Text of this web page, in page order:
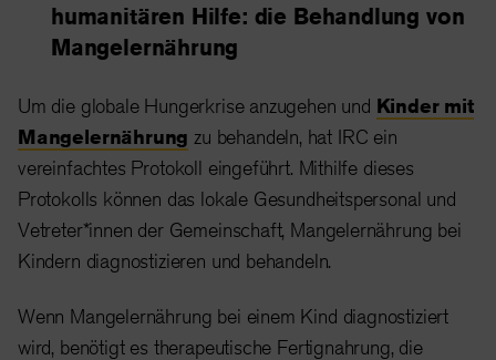
humanitären Hilfe: die Behandlung von
Mangelernährung
Um die globale Hungerkrise anzugehen und Kinder mit
Mangelernährung zu behandeln, hat IRC ein
vereinfachtes Protokoll eingeführt. Mithilfe dieses
Protokolls können das lokale Gesundheitspersonal und
Vetreter*innen der Gemeinschaft, Mangelernährung bei
Kindern diagnostizieren und behandeln.
Wenn Mangelernährung bei einem Kind diagnostiziert
wird, benötigt es therapeutische Fertignahrung, die